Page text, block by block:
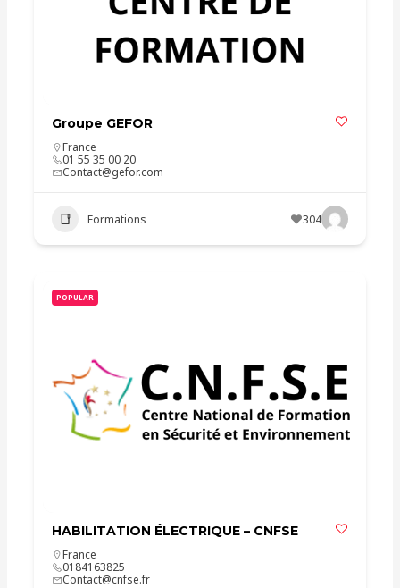
Groupe GEFOR
France
01 55 35 00 20
Contact@gefor.com
Formations 304
POPULAR
HABILITATION ÉLECTRIQUE – CNFSE
France
0184163825
Contact@cnfse.fr